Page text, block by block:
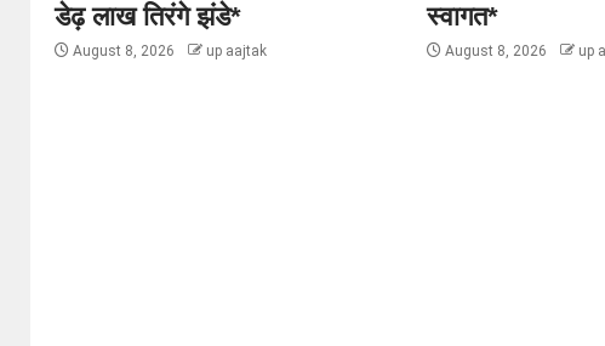
डेढ़ लाख तिरंगे झंडे*
August 8, 2026 up aajtak
स्वागत*
August 8, 2026 up